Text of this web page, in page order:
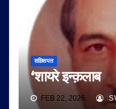
शख़्सियत
‘शायरे इन्क़लाब
FEB 22, 2026